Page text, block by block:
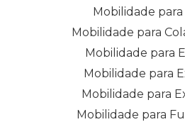
Mobilidade
Mobilidade para
Mobilidade para
Mobilidade para
Mobilidade para
Mobilidade para